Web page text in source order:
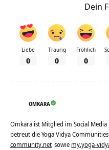
Dein
Liebe
0
Traurig
0
Fröhlich
0
OMKARA
Omkara ist Mitglied im Social Media
betreut die Yoga Vidya Communities
community.net sowie my.yoga-